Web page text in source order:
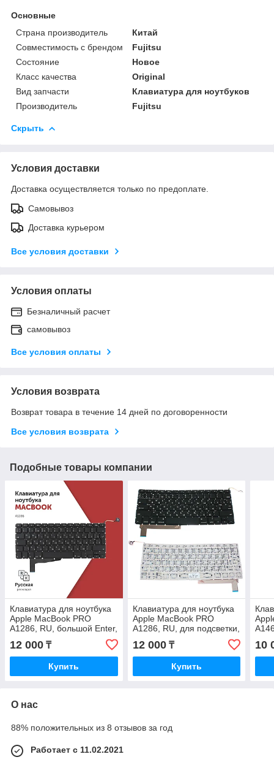
Основные
Страна производитель
Китай
Совместимость с брендом
Fujitsu
Состояние
Новое
Класс качества
Original
Вид запчасти
Клавиатура для ноутбуков
Производитель
Fujitsu
Скрыть
Условия доставки
Доставка осуществляется только по предоплате.
Самовывоз
Доставка курьером
Все условия доставки
Условия оплаты
Безналичный расчет
самовывоз
Все условия оплаты
Условия возврата
Возврат товара в течение 14 дней по договоренности
Все условия возврата
Подобные товары компании
Клавиатура для ноутбука
Apple MacBook PRO
A1286, RU, большой Enter,
для подсветки, черная
12 000 ₸
Купить
Клавиатура для ноутбука
Apple MacBook PRO
A1286, RU, для подсветки,
горизонтальный Enter,
черная
12 000₸
Купить
10
О нас
88% положительных из 8 отзывов за год
Работает с 11.02.2021